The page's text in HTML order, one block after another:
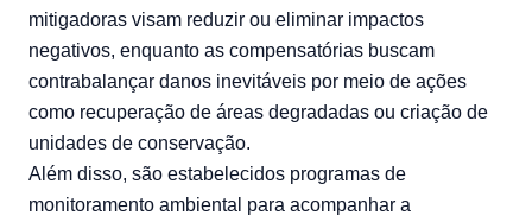
mitigadoras visam reduzir ou eliminar impactos
negativos, enquanto as compensatórias buscam
contrabalançar danos inevitáveis por meio de ações
como recuperação de áreas degradadas ou criação de
unidades de conservação.
Além disso, são estabelecidos programas de
monitoramento ambiental para acompanhar a